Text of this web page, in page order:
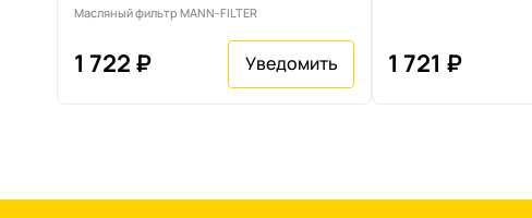
Масляный фильтр MANN-FILTER
1 722 ₽ 1 721 ₽